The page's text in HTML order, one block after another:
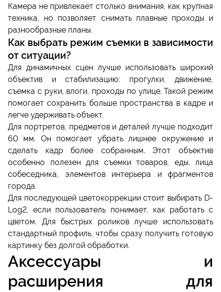
Камера не привлекает столько внимания, как крупная
техника, но позволяет снимать плавные проходы и
разнообразные планы.
Как выбрать режим съемки в зависимости
от ситуации?
Для динамичных сцен лучше использовать широкий
объектив и стабилизацию: прогулки, движение,
съемка с руки, влоги, проходы по улице. Такой режим
помогает сохранить больше пространства в кадре и
легче удерживать объект.
Для портретов, предметов и деталей лучше подходит
60 мм. Он помогает убрать лишнее окружение и
сделать кадр более собранным. Этот объектив
особенно полезен для съемки товаров, еды, лица
собеседника, элементов интерьера и фрагментов
города.
Для последующей цветокоррекции стоит выбирать D-
Log2, если пользователь понимает, как работать с
цветом. Для быстрых роликов лучше использовать
стандартный профиль, чтобы сразу получить готовую
картинку без долгой обработки.
Аксессуары и
расширения для